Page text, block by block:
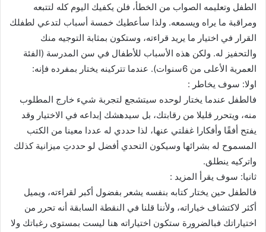
الطفل وتعليمه الصواب من الخطأ، فلن يكفيك اليوم كله لتتبعه
ومراقبة ما يراه ويسمعه. ولذا سأعطيك خمسة أسباب لتدعي لطفلك
القرار في اختيار ما يريد قراءته، وستكون بمثابة التوجيه منك
والتحفيز له. ولكن هذه الأسباب للأطفال في سن المدرسة (الفئة
العمرية الأعلى من 6سنوات). عندما تتركينه يختار بمفرده فإنه:
اولا: سوف يخاطر :
فالطفل عندما يختار لوحده سيتشجع لتجربة شيء خارج المطلوب
منه، ويتحرر قليلا من رقابتك، بل سيدهشك إبداعه في الاختيار وقد
يفتح أفقًا وأفكارا غفلتي عنها، لذا حددي له عددا معينا من الكتب
المسموح له بشرائها وسيكون التحدي أفضل لو حددتِ ميزانية كذلك
واتركيه ينطلق.
ثانيا: سوف يقرأ المزيد :
فالطفل حين يختار كتابه بنفسه يشعر بفضول أكبر لقراءته، ويميل
أكثر لاكتشاف خياراته، ولأننا قلنا في النقطة السابقة أنه تحرر من
اختياراتك فبالضرورة ستكون اختياراته هنا ليست بمستوى رغباتك ولا